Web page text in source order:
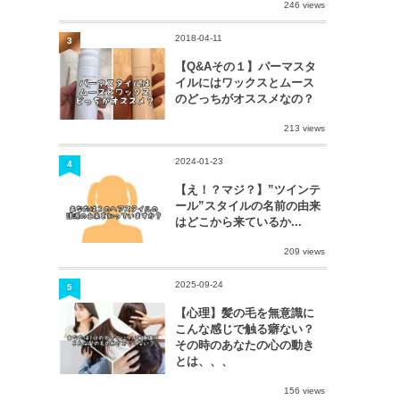
246 views
2018-04-11
【Q&Aその１】パーマスタ
イルにはワックスとムース
のどっちがオススメなの？
213 views
3
2024-01-23
【え！？マジ？】”ツインテ
ール”スタイルの名前の由来
はどこから来ているか...
209 views
4
2025-09-24
【心理】髪の毛を無意識に
こんな感じで触る癖ない？
その時のあなたの心の動き
とは、、、
156 views
5